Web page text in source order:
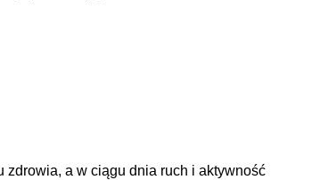
zdrowia, a w ciągu dnia ruch i aktywność